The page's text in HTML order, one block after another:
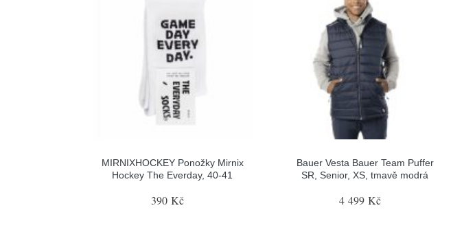
MIRNIXHOCKEY Ponožky Mirnix
Hockey The Everday, 40-41
390 Kč
Bauer Vesta Bauer Team Puffer
SR, Senior, XS, tmavě modrá
4 499 Kč